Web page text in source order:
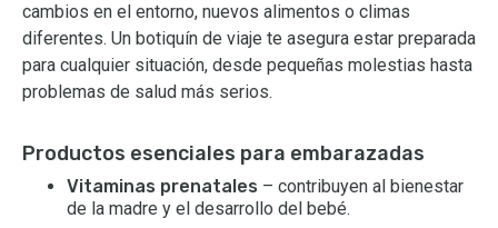
cambios en el entorno, nuevos alimentos o climas
diferentes. Un botiquín de viaje te asegura estar preparada
para cualquier situación, desde pequeñas molestias hasta
problemas de salud más serios.
Productos esenciales para embarazadas
Vitaminas prenatales – contribuyen al bienestar
de la madre y el desarrollo del bebé.